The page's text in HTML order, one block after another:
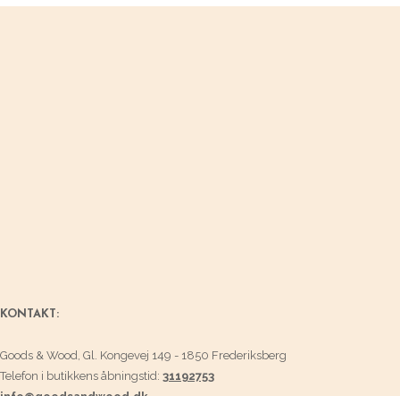
KONTAKT:
Goods & Wood, Gl. Kongevej 149 - 1850 Frederiksberg
Telefon i butikkens åbningstid: 31192753